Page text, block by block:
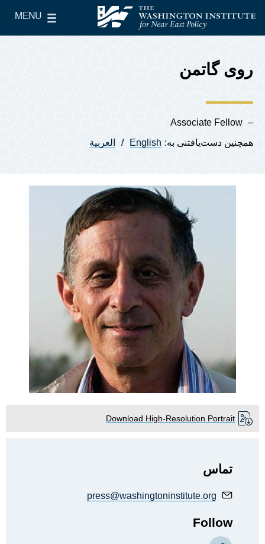
The Washington Institute for Near East Policy
MENU
Main Menu
روی گاتمن
Associate Fellow
همچنین دست‌یافتنی به: English العربية
Download High-Resolution Portrait
تماس
press@washingtoninstitute.org
Follow